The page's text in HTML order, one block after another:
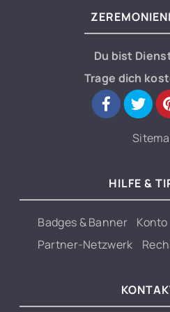
Du bist
Trage dich
HILFE &
Badges & Banner Konto
Partner-Netzwerk